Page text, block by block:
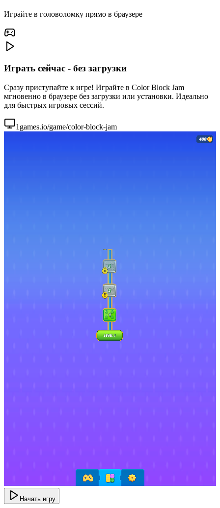
Играйте в головоломку прямо в браузере
Играть сейчас - без загрузки
Сразу приступайте к игре! Играйте в Color Block Jam
мгновенно в браузере без загрузки или установки. Идеально
для быстрых игровых сессий.
1games.io/game/color-block-jam
Начать игру